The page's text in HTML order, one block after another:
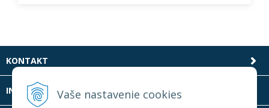
Vaše nastavenie cookies
KONTAKT
INFOLINKA